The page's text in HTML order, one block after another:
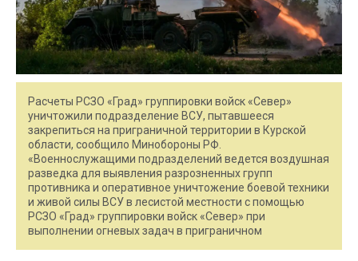
Расчеты РСЗО «Град» группировки войск «Север»
уничтожили подразделение ВСУ, пытавшееся
закрепиться на приграничной территории в Курской
области, сообщило Минобороны РФ.
«Военнослужащими подразделений ведется воздушная
разведка для выявления разрозненных групп
противника и оперативное уничтожение боевой техники
и живой силы ВСУ в лесистой местности с помощью
РСЗО «Град» группировки войск «Север» при
выполнении огневых задач в приграничном